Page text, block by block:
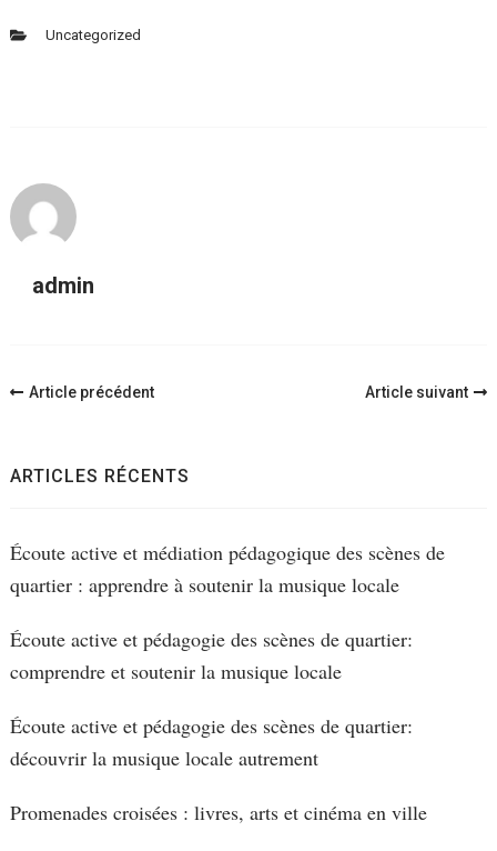
Uncategorized
admin
Navigation
Article précédent Article suivant
ARTICLES RÉCENTS
Écoute active et médiation pédagogique des scènes de
quartier : apprendre à soutenir la musique locale
Écoute active et pédagogie des scènes de quartier:
comprendre et soutenir la musique locale
Écoute active et pédagogie des scènes de quartier:
découvrir la musique locale autrement
Promenades croisées : livres, arts et cinéma en ville